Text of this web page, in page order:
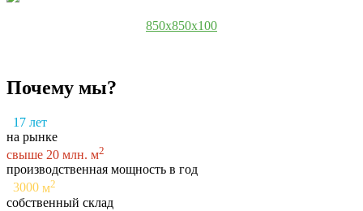
850x850x100
Почему мы?
17 лет
на рынке
свыше 20 млн. м2
производственная мощность в год
3000 м2
собственный склад